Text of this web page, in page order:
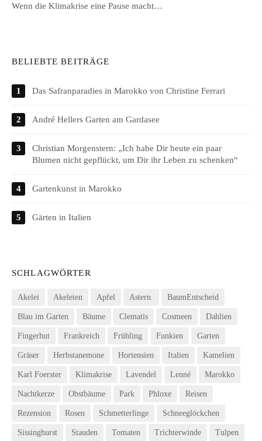
Wenn die Klimakrise eine Pause macht…
BELIEBTE BEITRÄGE
Das Safranparadies in Marokko von Christine Ferrari
André Hellers Garten am Gardasee
Christian Morgenstern: „Ich habe Dir heute ein paar
Blumen nicht gepflückt, um Dir ihr Leben zu schenken“
Gartenkunst in Marokko
Gärten in Italien
SCHLAGWÖRTER
Akelei Akeleien Apfel Astern. BaumEntscheid
Blau im Garten Bäume Clematis Cosmeen Dahlien
Fingerhut Frankreich Frühling Funkien Garten
Gräser Herbstanemone Hortensien Italien Kamelien
Karl Foerster Klimakrise Lavendel Lenné Marokko
Nachtkerze Obstbäume Park Phloxe Reisen
Rezension Rosen Schmetterlinge Schneeglöckchen
Sissinghurst Stauden Tomaten Trichterwinde Tulpen